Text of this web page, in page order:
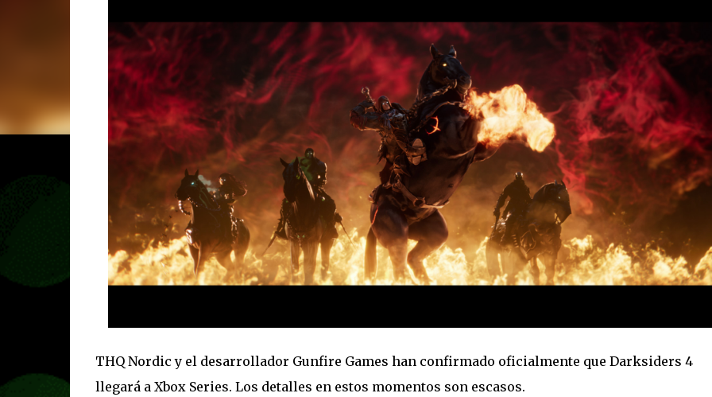
THQ Nordic y el desarrollador Gunfire Games han confirmado oficialmente que Darksiders 4
llegará a Xbox Series. Los detalles en estos momentos son escasos.